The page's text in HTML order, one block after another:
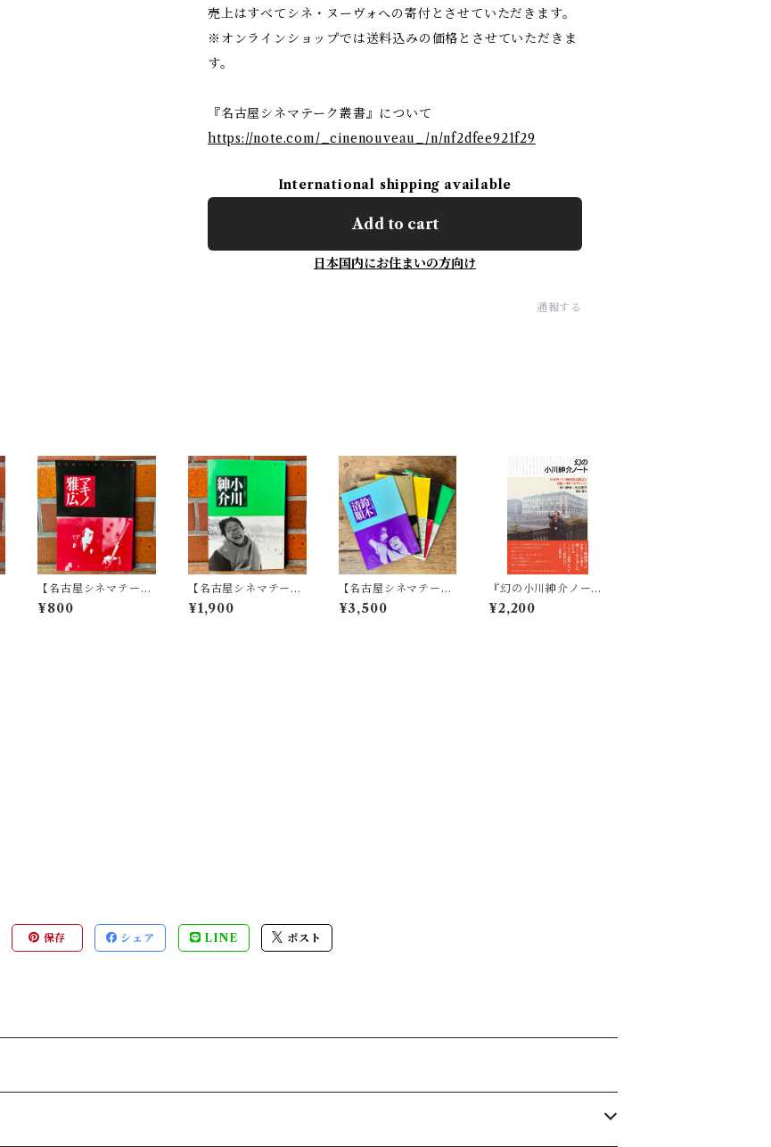
売上はすべてシネ・ヌーヴォへの寄付とさせていただきます。
※オンラインショップでは送料込みの価格とさせていただきま
す。
『名古屋シネマテーク叢書』について
https://note.com/_cinenouveau_/n/nf2dfee921f29
International shipping available
Add to cart
日本国内にお住まいの方向け
通報する
【名古屋シネマテーク
叢書】シネアストは語
る 4 マキノ雅広
¥800
【名古屋シネマテーク
叢書】シネアストは語
る 5 小川紳介
¥1,900
【名古屋シネマテーク
叢書】シネアストは語
る 5冊セット
¥3,500
『幻の小川紳介ノート
〜1990年トリノ映画
祭訪問記と最後の小川
¥2,200
保存 シェア LINE ポスト